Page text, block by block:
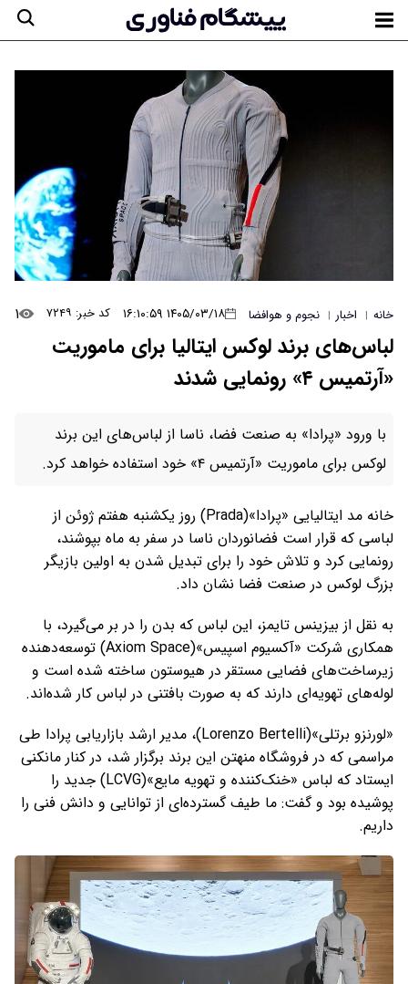
خانه | اخبار | نجوم و هوافضا ۱۴۰۵/۰۳/۱۸ ۱۶:۱۰:۵۹ کد خبر: ۷۲۴۹ ۱
لباس‌های برند لوکس ایتالیا برای ماموریت
«آرتمیس ۴» رونمایی شدند
با ورود «پرادا» به صنعت فضا، ناسا از لباس‌های این برند
لوکس برای ماموریت «آرتمیس ۴» خود استفاده خواهد کرد.
خانه مد ایتالیایی «پرادا»(Prada) روز یکشنبه هفتم ژوئن از
لباسی که قرار است فضانوردان ناسا در سفر به ماه بپوشند،
رونمایی کرد و تلاش خود را برای تبدیل شدن به اولین بازیگر
بزرگ لوکس در صنعت فضا نشان داد.
به نقل از بیزینس تایمز، این لباس که بدن را در بر می‌گیرد، با
همکاری شرکت «آکسیوم اسپیس»(Axiom Space) توسعه‌دهنده
زیرساخت‌های فضایی مستقر در هیوستون ساخته شده است و
لوله‌های تهویه‌ای دارند که به صورت بافتنی در لباس کار شده‌اند.
«لورنزو برتلی»(Lorenzo Bertelli)، مدیر ارشد بازاریابی پرادا طی
مراسمی که در فروشگاه منهتن این برند برگزار شد، در کنار مانکنی
ایستاد که لباس «خنک‌کننده و تهویه مایع»(LCVG) جدید را
پوشیده بود و گفت: ما طیف گسترده‌ای از توانایی و دانش فنی را
داریم.